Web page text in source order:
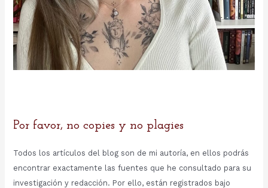
Por favor, no copies y no plagies
Todos los artículos del blog son de mi autoría, en ellos podrás
encontrar exactamente las fuentes que he consultado para su
investigación y redacción. Por ello, están registrados bajo